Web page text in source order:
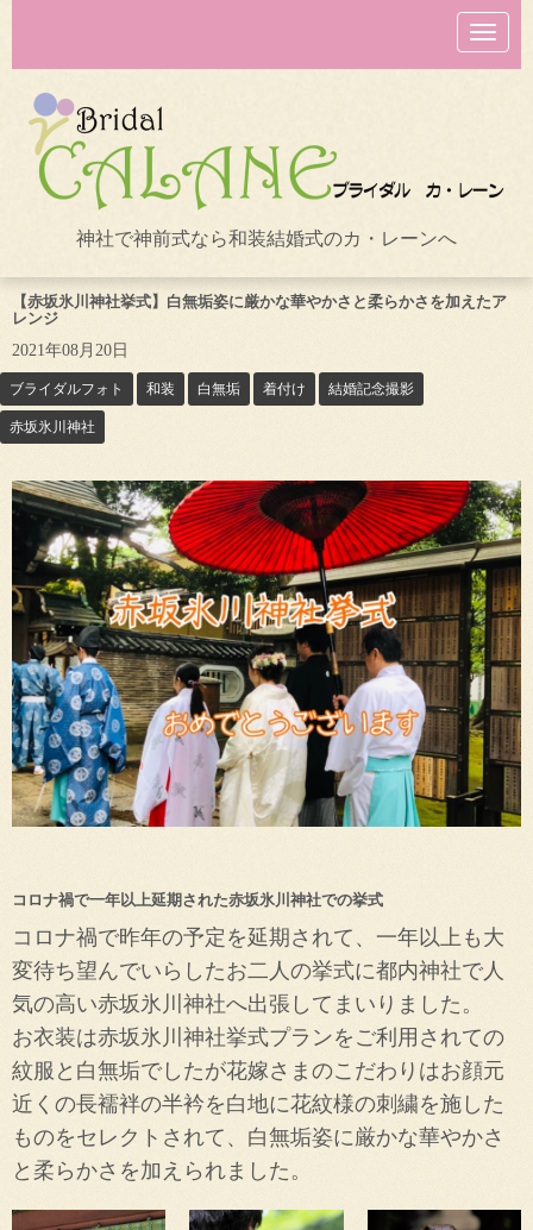
N
a
v
o
n
神社で神前式なら和装結婚式のカ・レーンへ
【赤坂氷川神社挙式】白無垢姿に厳かな華やかさと柔らかさを加えたア
レンジ
2021年08月20日
ブライダルフォト 和装 白無垢 着付け 結婚記念撮影
赤坂氷川神社
コロナ禍で一年以上延期された赤坂氷川神社での挙式
コロナ禍で昨年の予定を延期されて、一年以上も大
変待ち望んでいらしたお二人の挙式に都内神社で人
気の高い赤坂氷川神社へ出張してまいりました。
お衣装は赤坂氷川神社挙式プランをご利用されての
紋服と白無垢でしたが花嫁さまのこだわりはお顔元
近くの長襦袢の半衿を白地に花紋様の刺繍を施した
ものをセレクトされて、白無垢姿に厳かな華やかさ
と柔らかさを加えられました。